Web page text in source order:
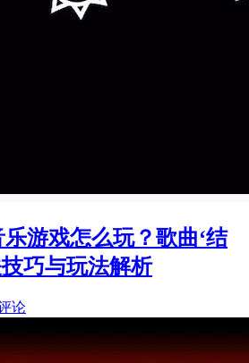
乐游戏怎么玩？歌曲‘结
巧与玩法解析
论